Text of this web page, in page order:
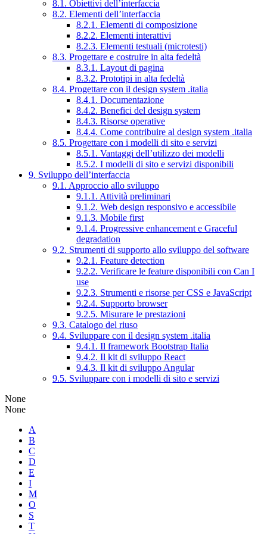
8.1. Obiettivi dell’interfaccia
8.2. Elementi dell’interfaccia
8.2.1. Elementi di composizione
8.2.2. Elementi interattivi
8.2.3. Elementi testuali (microtesti)
8.3. Progettare e costruire in alta fedeltà
8.3.1. Layout di pagina
8.3.2. Prototipi in alta fedeltà
8.4. Progettare con il design system .italia
8.4.1. Documentazione
8.4.2. Benefici del design system
8.4.3. Risorse operative
8.4.4. Come contribuire al design system .italia
8.5. Progettare con i modelli di sito e servizi
8.5.1. Vantaggi dell’utilizzo dei modelli
8.5.2. I modelli di sito e servizi disponibili
9. Sviluppo dell’interfaccia
9.1. Approccio allo sviluppo
9.1.1. Attività preliminari
9.1.2. Web design responsivo e accessibile
9.1.3. Mobile first
9.1.4. Progressive enhancement e Graceful
degradation
9.2. Strumenti di supporto allo sviluppo del software
9.2.1. Feature detection
9.2.2. Verificare le feature disponibili con Can I
use
9.2.3. Strumenti e risorse per CSS e JavaScript
9.2.4. Supporto browser
9.2.5. Misurare le prestazioni
9.3. Catalogo del riuso
9.4. Sviluppare con il design system .italia
9.4.1. Il framework Bootstrap Italia
9.4.2. Il kit di sviluppo React
9.4.3. Il kit di sviluppo Angular
9.5. Sviluppare con i modelli di sito e servizi
None
None
A
B
C
D
E
I
M
O
S
T